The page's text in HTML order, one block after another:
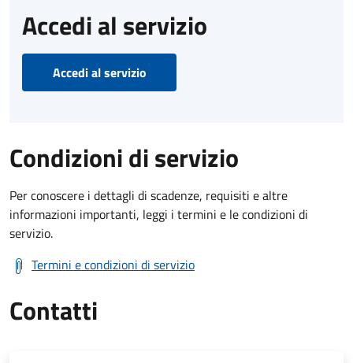
Accedi al servizio
Accedi al servizio
Condizioni di servizio
Per conoscere i dettagli di scadenze, requisiti e altre
informazioni importanti, leggi i termini e le condizioni di
servizio.
Termini e condizioni di servizio
Contatti